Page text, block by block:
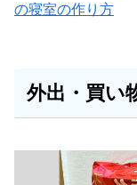
の寝室の作り方
外出・買い